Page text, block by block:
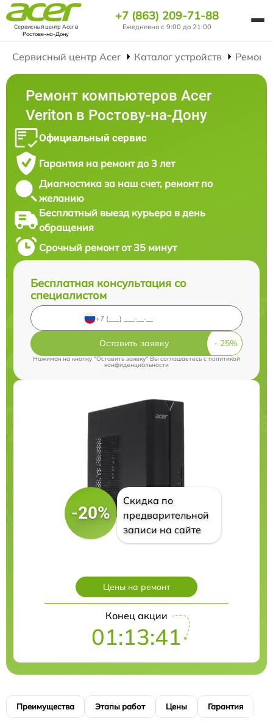
Сервисный центр Acerв
Ростове-на-Дону
+7 (863) 209-71-88
Ежедневно с 9:00 до 21:00
Сервисный центр Acer Каталог устройств
Ремонт компьютеров Acer
Veriton в Ростову-на-Дону
Официальный сервис
Гарантия на ремонт до 3 лет
Диагностика за наш счет, ремонт по
желанию
Бесплатный выезд курьера в день
обращения
Срочный ремонт от 35 минут
Бесплатная консультация со
специалистом
Оставить заявку
Нажимая на кнопку "Оставить заявку" Вы соглашаетесь cполитикой
конфиденциальности
-20%
Скидка по
предварительной
записи на сайте
Цены на ремонт
Конец акции
01:13:41
Преимущества Этапы работ Цены Гарантия